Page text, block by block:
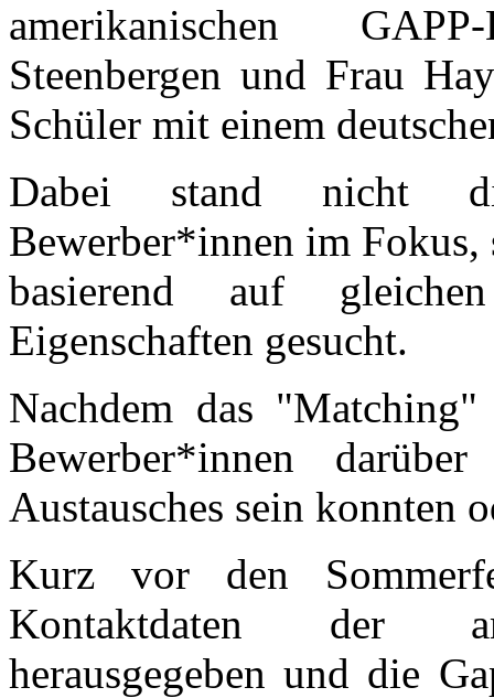
amerikanischen
Steenbergen und Frau
Schüler mit einem
Dabei stand nicht
Bewerber*innen im Fokus,
basierend auf
Eigenschaften gesucht.
Nachdem das
Bewerber*innen
Austausches sein konnten
Kurz vor den
Kontaktdaten der
herausgegeben und die